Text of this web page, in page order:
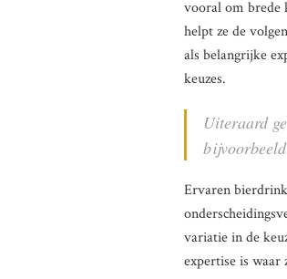
vooral om brede
helpt ze de
als belangrijke
keuzes.
Uiteraard
Ervaren
variatie in de
expertise is waar